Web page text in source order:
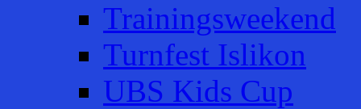
Trainingsweekend
Turnfest Islikon
UBS Kids Cup